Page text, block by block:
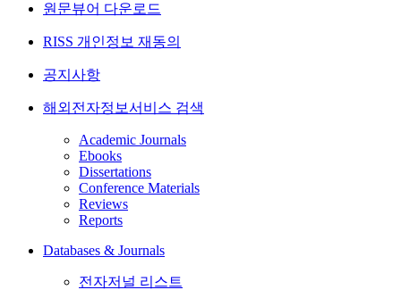
원문뷰어 다운로드
RISS 개인정보 재동의
공지사항
해외전자정보서비스 검색
Academic Journals
Ebooks
Dissertations
Conference Materials
Reviews
Reports
Databases & Journals
전자저널 리스트